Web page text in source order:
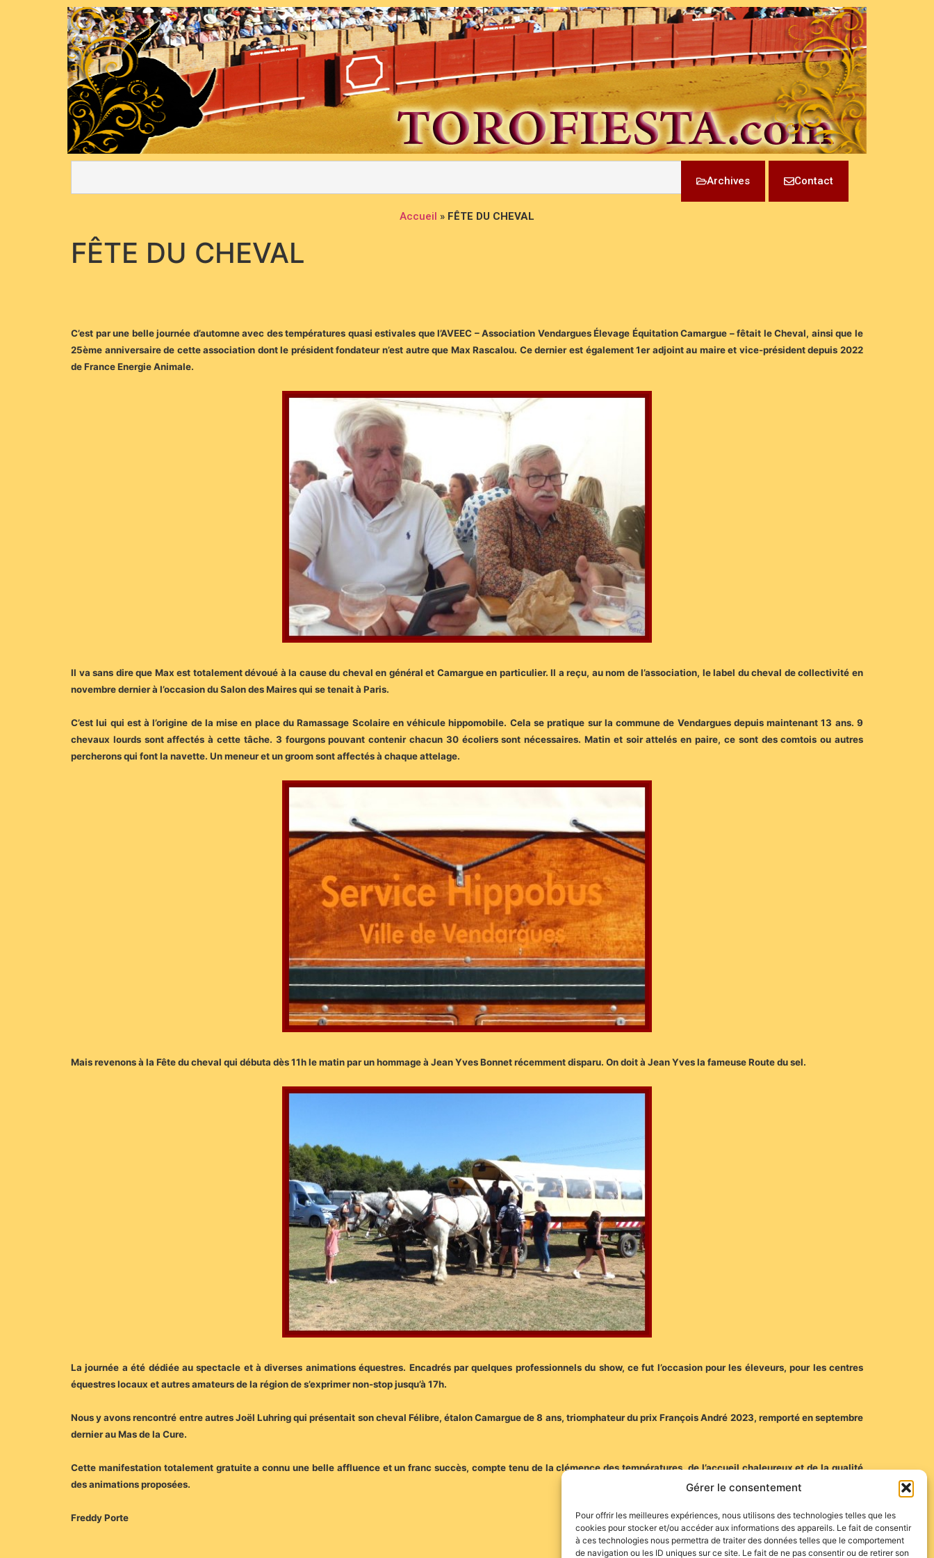
Gérer le consentement
Pour offrir les meilleures expériences, nous utilisons des technologies telles que les
cookies pour stocker et/ou accéder aux informations des appareils. Le fait de consentir
à ces technologies nous permettra de traiter des données telles que le comportement
de navigation ou les ID uniques sur ce site. Le fait de ne pas consentir ou de retirer son
Archives Contact
Accueil » FÊTE DU CHEVAL
FÊTE DU CHEVAL
C’est par une belle journée d’automne avec des températures quasi estivales que l’AVEEC – Association Vendargues Élevage Équitation Camargue – fêtait le Cheval, ainsi que le
25ème anniversaire de cette association dont le président fondateur n’est autre que Max Rascalou. Ce dernier est également 1er adjoint au maire et vice-président depuis 2022
de France Energie Animale.
Il va sans dire que Max est totalement dévoué à la cause du cheval en général et Camargue en particulier. Il a reçu, au nom de l’association, le label du cheval de collectivité en
novembre dernier à l’occasion du Salon des Maires qui se tenait à Paris.
C’est lui qui est à l’origine de la mise en place du Ramassage Scolaire en véhicule hippomobile. Cela se pratique sur la commune de Vendargues depuis maintenant 13 ans. 9
chevaux lourds sont affectés à cette tâche. 3 fourgons pouvant contenir chacun 30 écoliers sont nécessaires. Matin et soir attelés en paire, ce sont des comtois ou autres
percherons qui font la navette. Un meneur et un groom sont affectés à chaque attelage.
Mais revenons à la Fête du cheval qui débuta dès 11h le matin par un hommage à Jean Yves Bonnet récemment disparu. On doit à Jean Yves la fameuse Route du sel.
La journée a été dédiée au spectacle et à diverses animations équestres. Encadrés par quelques professionnels du show, ce fut l’occasion pour les éleveurs, pour les centres
équestres locaux et autres amateurs de la région de s’exprimer non-stop jusqu’à 17h.
Nous y avons rencontré entre autres Joël Luhring qui présentait son cheval Félibre, étalon Camargue de 8 ans, triomphateur du prix François André 2023, remporté en septembre
dernier au Mas de la Cure.
Cette manifestation totalement gratuite a connu une belle affluence et un franc succès, compte tenu de la clémence des températures, de l’accueil chaleureux et de la qualité
des animations proposées.
Freddy Porte